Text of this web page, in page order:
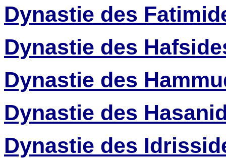
Dynastie des
Dynastie des
Dynastie des
Dynastie des
Dynastie des